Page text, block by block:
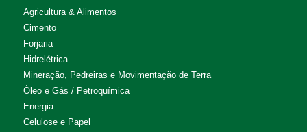
Agricultura & Alimentos
Cimento
Forjaria
Hidrelétrica
Mineração, Pedreiras e Movimentação de Terra
Óleo e Gás / Petroquímica
Energia
Celulose e Papel